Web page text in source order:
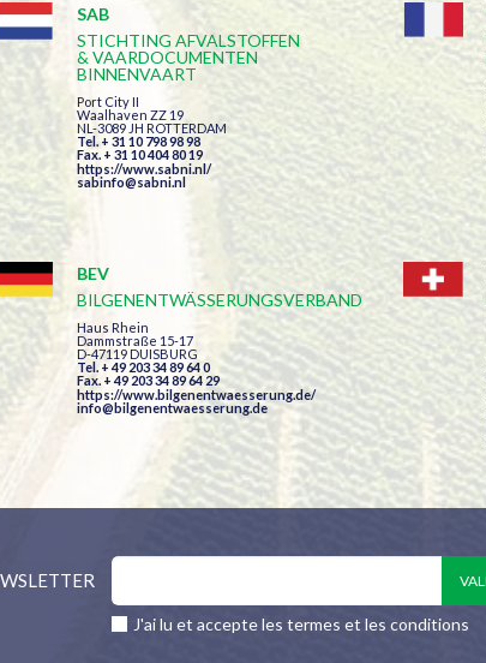
SAB
STICHTING AFVALSTOFFEN
& VAARDOCUMENTEN
BINNENVAART
Port City II
Waalhaven ZZ 19
NL-3089 JH ROTTERDAM
Tel. + 31 10 798 98 98
Fax. + 31 10 404 80 19
https://www.sabni.nl/
sabinfo@sabni.nl
BEV
BILGENENTWÄSSERUNGSVERBAND
Haus Rhein
Dammstraße 15-17
D-47119 DUISBURG
Tel. + 49 203 34 89 64 0
Fax. + 49 203 34 89 64 29
https://www.bilgenentwaesserung.de/
info@bilgenentwaesserung.de
J'ai lu et accepte les termes et les conditions